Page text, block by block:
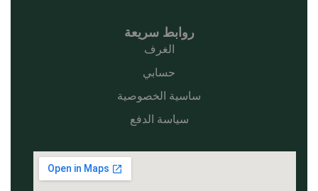
روابط سريعة
الغرف
حسابي
ساسية الخصوصية
سياسة الدفع